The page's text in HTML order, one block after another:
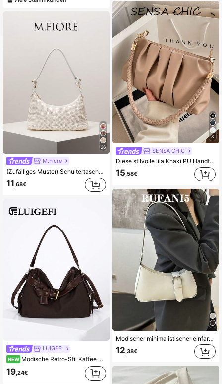
26
M.Fiore
(Zufälliges Muster) Schultertasche, Damenhandtasche, Bohemian-Stil, Sommer-Strandtasche, Reise-Essential, Kreuzfahrt-Essential, Urlaubsoutfit für Damen, elegante Damenbörse, Geschenk für Damen
11,68€
LUIGEFI
NEW Modische Retro-Stil Kaffee Hobo Handtasche mit geradem Riemen und geknotetem Schnallendesign; Damen Schultertasche mit verstellbarem langem Riemen Umhängetasche
19,24€
8
SENSA CHIC
Diese stilvolle lila Khaki PU Handtasche verfügt über einen abnehmbaren Schulterriemen und ein plissiertes Design, wodurch sie für Büroangestellte, Lehrer, Studenten, junge Frauen und Modebegeisterte geeignet ist. Ob für den Arbeitsweg, Verabredungen, Einkaufen, Ausgehen, Urlaub, tägliche Ausflüge oder kurze Wochenendtrips, sie ist eine ideale Wahl.
15,58€
Modischer minimalistischer einfarbiger Taillengürtel Dekor Umhängetasche, geeignet für Einkaufen, Geldbörsentragen, Lässig ausflüge, besonders geeignet für junge Frauen, Studentinnen, junge Berufstätige und Büroarbeiter. Auch sehr geeignet für Büro, Universität, Arbeit, Geschäft, Pendeln, Outdoor-Aktivitäten, Reisen und Wandern.
12,38€